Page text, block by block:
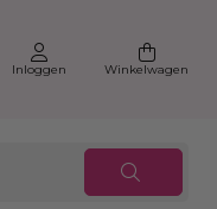
Inloggen Winkelwagen